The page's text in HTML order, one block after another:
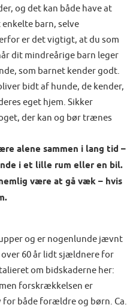
og det kan både have at
barn, selve
er det vigtigt, at du som
dit mindreårige barn leger
som barnet kender godt.
bidt af hunde, de kender,
eget hjem. Sikker
der kan og bør trænes
alene sammen i lang tid –
i et lille rum eller en bil.
være at gå væk – hvis
og er nogenlunde jævnt
60 år lidt sjældnere for
om bidskaderne her:
forskrækkelsen er
både forældre og børn. Ca.